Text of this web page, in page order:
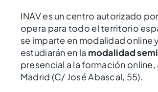
INAV es un centro autorizado
opera para todo el territorio
se imparte en modalidad online
estudiarán en la modalidad
presencial a la formación
Madrid (C/ José Abascal, 55).